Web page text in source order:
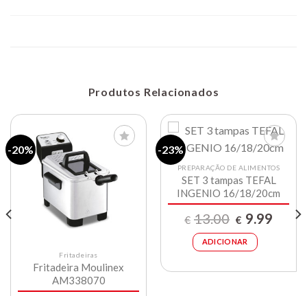
Produtos Relacionados
-20%
Lista de
Fritadeiras
Fritadeira Moulinex
AM338070
-23%
Lista de
compras
PREPARAÇÃO DE ALIMENTOS
SET 3 tampas TEFAL
INGENIO 16/18/20cm
€ 13.00
O
preço
original
era:
€13.00.
€ 9.99
ADICIONAR